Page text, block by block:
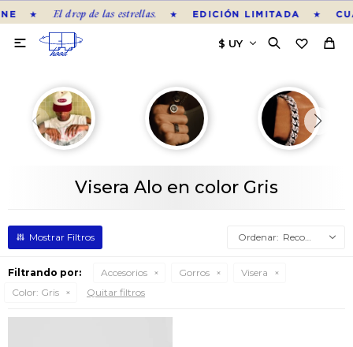
★ El drop de las estrellas. ★ EDICIÓN LIMITADA ★

Visera Alo en color Gris
Recomendados
Filtrando por: Accesorios Gorros
Visera
Color: Gris Quitar filtros